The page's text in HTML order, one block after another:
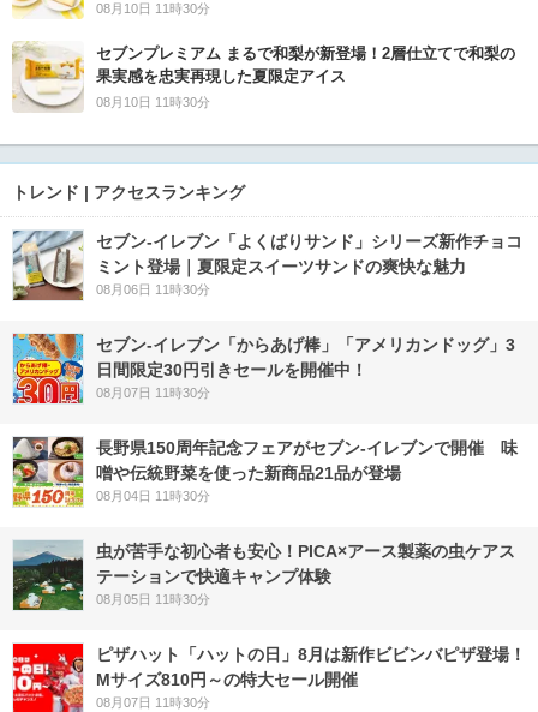
08月10日 11時30分
セブンプレミアム まるで和梨が新登場！2層仕立てで和梨の
果実感を忠実再現した夏限定アイス
08月10日 11時30分
トレンド | アクセスランキング
セブン‐イレブン「よくばりサンド」シリーズ新作チョコ
ミント登場｜夏限定スイーツサンドの爽快な魅力
08月06日 11時30分
セブン‐イレブン「からあげ棒」「アメリカンドッグ」3
日間限定30円引きセールを開催中！
08月07日 11時30分
長野県150周年記念フェアがセブン-イレブンで開催 味
噌や伝統野菜を使った新商品21品が登場
08月04日 11時30分
虫が苦手な初心者も安心！PICA×アース製薬の虫ケアス
テーションで快適キャンプ体験
08月05日 11時30分
ピザハット「ハットの日」8月は新作ビビンバピザ登場！
Mサイズ810円～の特大セール開催
08月07日 11時30分